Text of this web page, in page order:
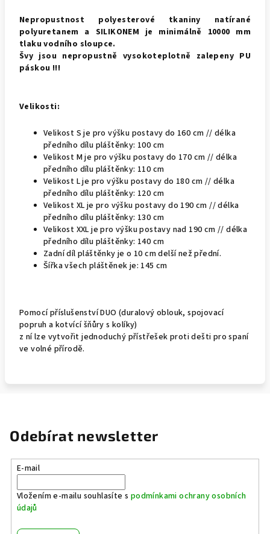
Nepropustnost polyesterové tkaniny natírané
polyuretanem a SILIKONEM je minimálně 10000 mm
tlaku vodního sloupce.
Švy jsou nepropustně vysokoteplotně zalepeny PU
páskou !!!
Velikosti:
Velikost S je pro výšku postavy do 160 cm // délka
předního dílu pláštěnky: 100 cm
Velikost M je pro výšku postavy do 170 cm // délka
předního dílu pláštěnky: 110 cm
Velikost L je pro výšku postavy do 180 cm // délka
předního dílu pláštěnky: 120 cm
Velikost XL je pro výšku postavy do 190 cm // délka
předního dílu pláštěnky: 130 cm
Velikost XXL je pro výšku postavy nad 190 cm // délka
předního dílu pláštěnky: 140 cm
Zadní díl pláštěnky je o 10 cm delší než přední.
Šířka všech pláštěnek je: 145 cm
Pomocí příslušenství DUO (duralový oblouk, spojovací
popruh a kotvící šňůry s kolíky)
z ní lze vytvořit jednoduchý přístřešek proti dešti pro spaní
ve volné přírodě.
Odebírat newsletter
E-mail
Vložením e-mailu souhlasíte s podmínkami ochrany osobních
údajů